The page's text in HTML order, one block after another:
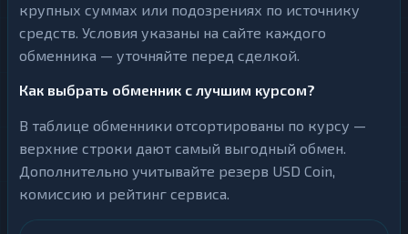
крупных суммах или подозрениях по источнику
средств. Условия указаны на сайте каждого
обменника — уточняйте перед сделкой.
Как выбрать обменник с лучшим курсом?
В таблице обменники отсортированы по курсу —
верхние строки дают самый выгодный обмен.
Дополнительно учитывайте резерв USD Coin,
комиссию и рейтинг сервиса.